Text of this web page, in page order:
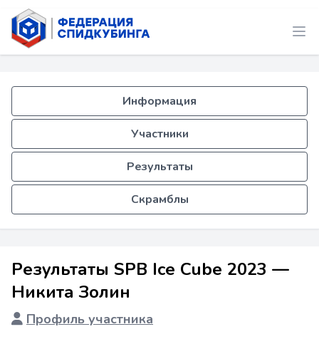
Информация
Участники
Результаты
Скрамблы
Результаты SPB Ice Cube 2023 —
Никита Золин
Профиль участника